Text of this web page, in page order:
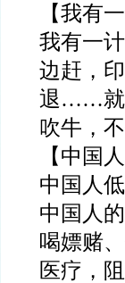
【我有
我有一
边赶，
退……就
吹牛，
【中国
中国人
中国人
喝嫖赌
医疗，